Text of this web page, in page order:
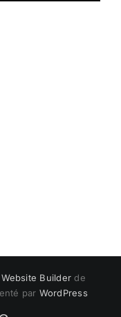
Website Builder de
par WordPress